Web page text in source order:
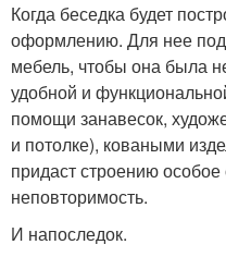
Когда беседка будет
оформлению. Для нее
мебель, чтобы она была
удобной и
помощи занавесок,
и потолке), коваными
придаст строению
неповторимость.
И напоследок.